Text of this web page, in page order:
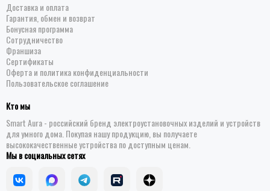
Доставка и оплата
Гарантия, обмен и возврат
Бонусная программа
Сотрудничество
Франшиза
Сертификаты
Оферта и политика конфиденциальности
Пользовательское соглашение
Кто мы
Smart Aura - российский бренд электроустановочных изделий и устройств
для умного дома. Покупая нашу продукцию, вы получаете
высококачественные устройства по доступным ценам.
Мы в социальных сетях